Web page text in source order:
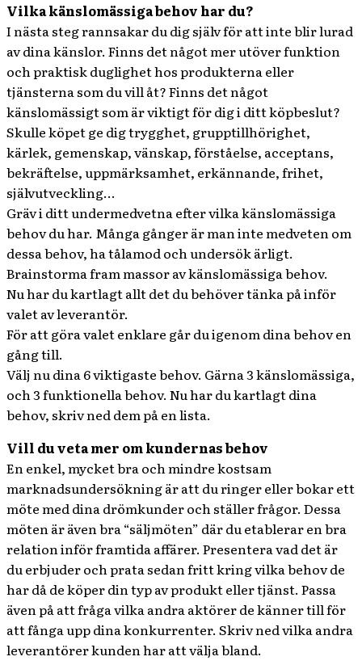
Vilka känslomässiga behov har du?
I nästa steg rannsakar du dig själv för att inte blir lurad
av dina känslor. Finns det något mer utöver funktion
och praktisk duglighet hos produkterna eller
tjänsterna som du vill åt? Finns det något
känslomässigt som är viktigt för dig i ditt köpbeslut?
Skulle köpet ge dig trygghet, grupptillhörighet,
kärlek, gemenskap, vänskap, förståelse, acceptans,
bekräftelse, uppmärksamhet, erkännande, frihet,
självutveckling…
Gräv i ditt undermedvetna efter vilka känslomässiga
behov du har. Många gånger är man inte medveten om
dessa behov, ha tålamod och undersök ärligt.
Brainstorma fram massor av känslomässiga behov.
Nu har du kartlagt allt det du behöver tänka på inför
valet av leverantör.
För att göra valet enklare går du igenom dina behov en
gång till.
Välj nu dina 6 viktigaste behov. Gärna 3 känslomässiga,
och 3 funktionella behov. Nu har du kartlagt dina
behov, skriv ned dem på en lista.
Vill du veta mer om kundernas behov
En enkel, mycket bra och mindre kostsam
marknadsundersökning är att du ringer eller bokar ett
möte med dina drömkunder och ställer frågor. Dessa
möten är även bra “säljmöten” där du etablerar en bra
relation inför framtida affärer. Presentera vad det är
du erbjuder och prata sedan fritt kring vilka behov de
har då de köper din typ av produkt eller tjänst. Passa
även på att fråga vilka andra aktörer de känner till för
att fånga upp dina konkurrenter. Skriv ned vilka andra
leverantörer kunden har att välja bland.